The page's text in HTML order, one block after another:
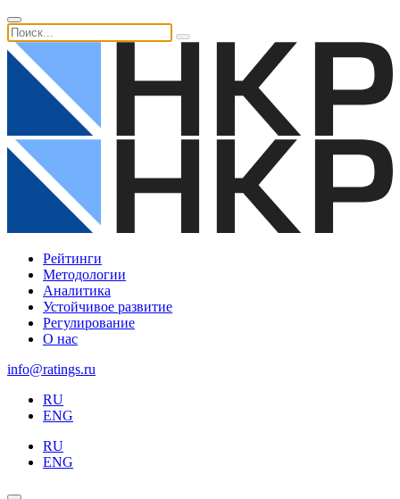
Рейтинги
Методологии
Аналитика
Устойчивое развитие
Регулирование
О нас
info@ratings.ru
RU
ENG
RU
ENG